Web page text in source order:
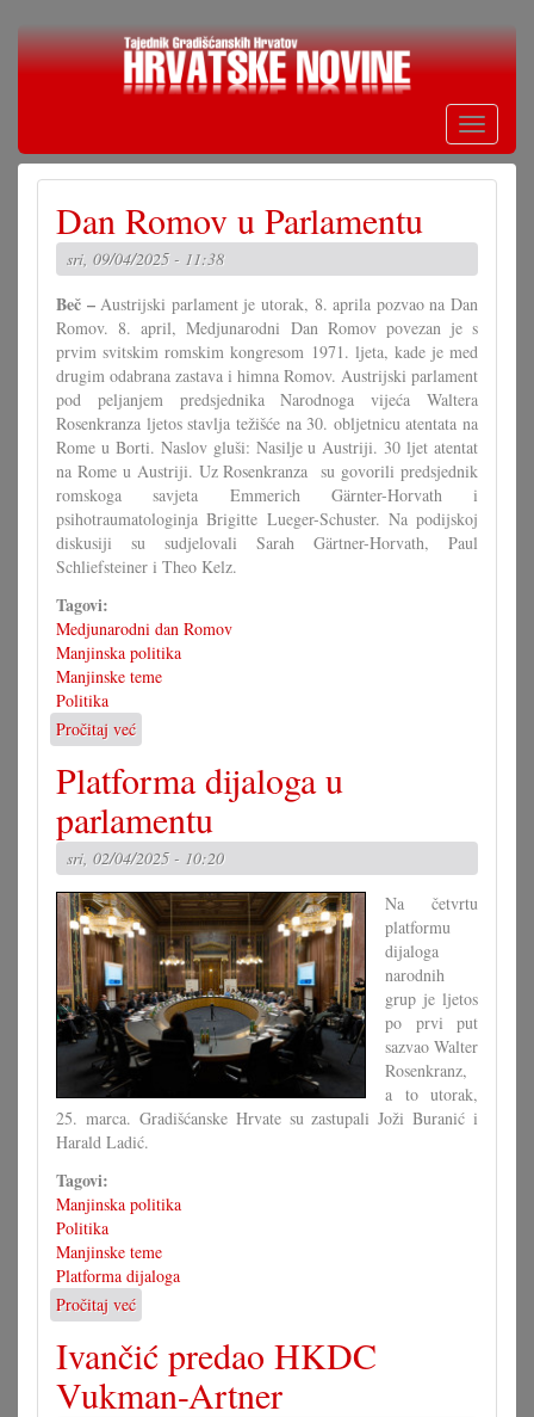
Skoči
Toggle
Dan Romov u Parlamentu
sri, 09/04/2025 - 11:38
Beč –Austrijski parlament je utorak, 8. aprila pozvao na Dan
Romov. 8. april, Medjunarodni Dan Romov povezan je s
prvim svitskim romskim kongresom 1971. ljeta, kade je med
drugim odabrana zastava i himna Romov. Austrijski parlament
pod peljanjem predsjednika Narodnoga vijeća Waltera
Rosenkranza ljetos stavlja težišće na 30. obljetnicu atentata na
Rome u Borti. Naslov gluši: Nasilje u Austriji. 30 ljet atentat
na Rome u Austriji. Uz Rosenkranza su govorili predsjednik
romskoga savjeta Emmerich Gärnter-Horvath i
psihotraumatologinja Brigitte Lueger-Schuster. Na podijskoj
diskusiji su sudjelovali Sarah Gärtner-Horvath, Paul
Schliefsteiner i Theo Kelz.
Tagovi:
Medjunarodni dan Romov
Manjinska politika
Manjinske teme
Politika
Pročitaj već
Dan
Romov
u
Parlamentu
Platforma dijaloga u
parlamentu
sri, 02/04/2025 - 10:20
Na četvrtu
platformu
dijaloga
narodnih
grup je ljetos
po prvi put
sazvao Walter
Rosenkranz,
a to utorak,
25. marca. Gradišćanske Hrvate su zastupali Joži Buranić i
Harald Ladić.
Tagovi:
Manjinska politika
Politika
Manjinske teme
Platforma dijaloga
Pročitaj već
Platforma
dijaloga
u
parlamentu
Ivančić predao HKDC
Vukman-Artner